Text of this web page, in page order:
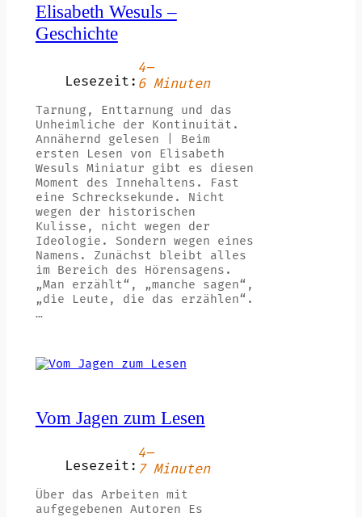
Elisabeth Wesuls –
Geschichte
Lesezeit:
4–
6 Minuten
Tarnung, Enttarnung und das
Unheimliche der Kontinuität.
Annähernd gelesen | Beim
ersten Lesen von Elisabeth
Wesuls Miniatur gibt es diesen
Moment des Innehaltens. Fast
eine Schrecksekunde. Nicht
wegen der historischen
Kulisse, nicht wegen der
Ideologie. Sondern wegen eines
Namens. Zunächst bleibt alles
im Bereich des Hörensagens.
„Man erzählt“, „manche sagen“,
„die Leute, die das erzählen“.
…
Vom Jagen zum Lesen
Lesezeit:
4–
7 Minuten
Über das Arbeiten mit
aufgegebenen Autoren Es